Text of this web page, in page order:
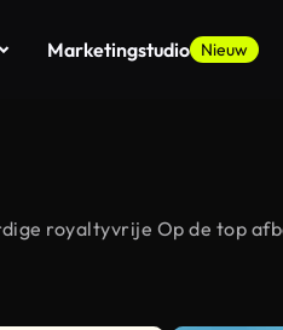
Marketingstudio Nieuw
royaltyvrije Op de top